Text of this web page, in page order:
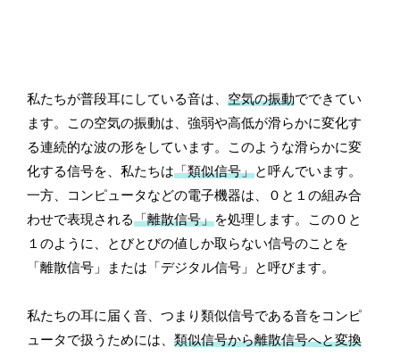
私たちが普段耳にしている音は、空気の振動でできてい
ます。この空気の振動は、強弱や高低が滑らかに変化す
る連続的な波の形をしています。このような滑らかに変
化する信号を、私たちは「類似信号」と呼んでいます。
一方、コンピュータなどの電子機器は、０と１の組み合
わせで表現される「離散信号」を処理します。この０と
１のように、とびとびの値しか取らない信号のことを
「離散信号」または「デジタル信号」と呼びます。
私たちの耳に届く音、つまり類似信号である音をコンピ
ュータで扱うためには、類似信号から離散信号へと変換